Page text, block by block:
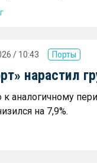
/ 10:43 Порты
нарастил
аналогичному
на 7,9%.